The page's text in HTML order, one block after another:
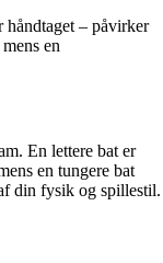
– påvirker
en
En lettere bat er
en tungere bat
din fysik og spillestil.